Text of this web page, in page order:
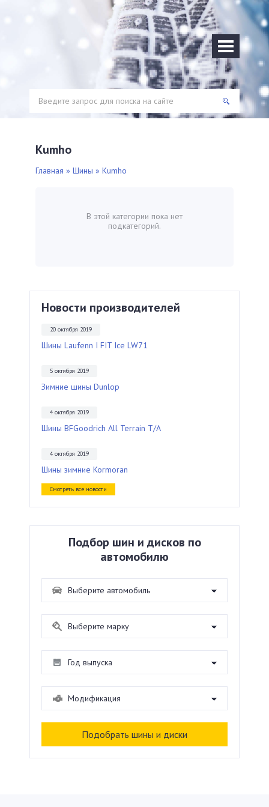
Kumho
Главная » Шины » Kumho
В этой категории пока нет
подкатегорий.
Новости производителей
20 октября 2019
Шины Laufenn I FIT Ice LW71
5 октября 2019
Зимние шины Dunlop
4 октября 2019
Шины BFGoodrich All Terrain T/A
4 октября 2019
Шины зимние Kormoran
Смотреть все новости
Подбор шин и дисков по
автомобилю